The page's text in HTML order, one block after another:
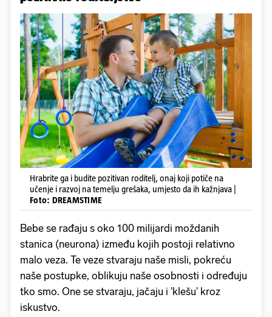
Hrabrite ga i budite pozitivan roditelj, onaj koji potiče na
učenje i razvoj na temelju grešaka, umjesto da ih kažnjava |
Foto: DREAMSTIME
Bebe se rađaju s oko 100 milijardi moždanih
stanica (neurona) između kojih postoji relativno
malo veza. Te veze stvaraju naše misli, pokreću
naše postupke, oblikuju naše osobnosti i određuju
tko smo. One se stvaraju, jačaju i 'klešu' kroz
iskustvo.